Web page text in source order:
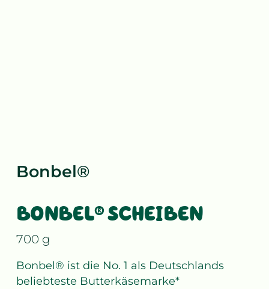
Bonbel®
BONBEL® SCHEIBEN
700 g
Bonbel® ist die No. 1 als Deutschlands
beliebteste Butterkäsemarke*